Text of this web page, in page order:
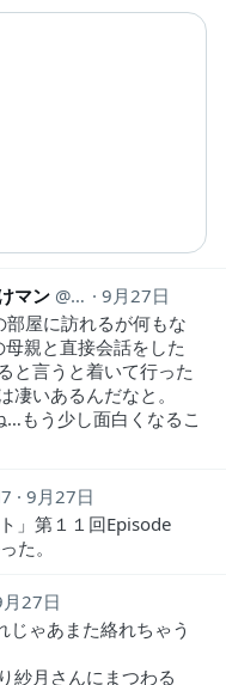
マン animeozy
9月27日
屋に訪れるが何もな
親と直接会話をした
と言うと着いて行った
凄いあるんだなと。
もう少し面白くなるこ
9月27日
」第１１回Episode
た。
27日
ゃあまた絡れちゃう
紗月さんにまつわる